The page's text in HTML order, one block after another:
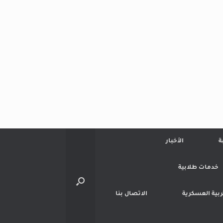
الأخبار
خدمات طلابية
العسكرية الاتصال بنا